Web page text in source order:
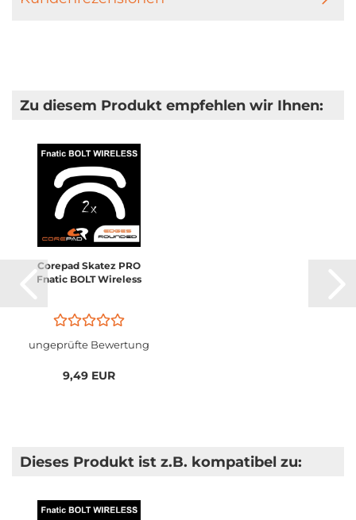
Zu diesem Produkt empfehlen wir Ihnen:
Corepad Skatez PRO
Fnatic BOLT Wireless
ungeprüfte Bewertung
9,49 EUR
Dieses Produkt ist z.B. kompatibel zu: